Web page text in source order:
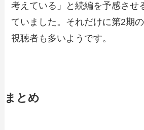
考えている」と続編を予感させ
ていました。それだけに第2期
視聴者も多いようです。
まとめ